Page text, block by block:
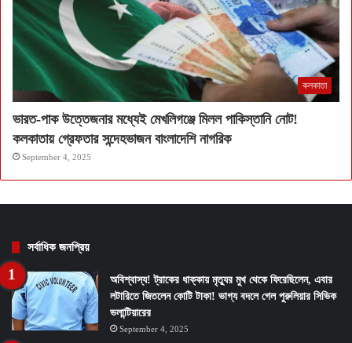
কলকাতা
ভারত-পাক উত্তেজনার মধ্যেই মেখলিগঞ্জে মিলল পাকিস্তানি নোট!
কলকাতায় গ্রেফতার সন্দেহভাজন বাংলাদেশি নাগরিক
September 4, 2025
সর্বাধিক জনপ্রিয়
অবিশ্বাস্য! ট্রাকের ধাক্কায় মৃত্যুর মুখ থেকে ফিরেছিলেন, এবার
লটারিতে জিতলেন কোটি টাকা! ভাগ্য বদলে গেল পুরুলিয়ার সিভিক
ভলান্টিয়ারের
September 4, 2025